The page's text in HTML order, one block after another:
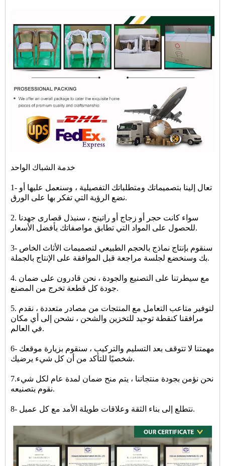
خدمة الشباك الواحد
1- تعال إلينا بتصميماتك ومتطلباتك التفصيلية ، وسنعمل عليها أو
نضع الرؤية التي تفكر بها على الورق.
2. سواء كانت حجر أو زجاج أو راتينج ، سنبذل قصارى جهدنا
للحصول على المواد التي تطابق مواصفاتك بأفضل الأسعار.
3- سنقوم بإنتاج نماذج بالحجم الطبيعي لتصميمات الأثاث الخاص
بك وسنخضع لجلسة مراجعة قبل الموافقة على الإنتاج بالجملة.
4. مع سيطرتنا على التصنيع والجودة ، نحن قادرون على ضمان
جودة كل قطعة تخرج من المصنع.
5. لتوفير متاعب التعامل مع المنتجات من مصادر متعددة ، نقدم
مرافقنا كنقطة توحيد للتخزين والشحن ، نشحن إلى أي مكان
في العالم.
6- مهمتنا لا تتوقف بعد التسليم والتركيب ، سنقوم بزيارة موقعك
شخصيًا للتأكد من أن كل شيء يرضيك.
7.نحن نؤمن بجودة منتجاتنا ، يتم منح ضمان لمدة عام لكل شيء
نقوم بتصنيعه.
8- نتطلع إلى بناء الثقة وعلاقات طويلة الأمد مع كل عميل.